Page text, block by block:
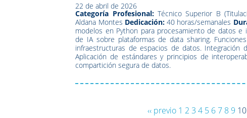
22 de abril de 2026
Categoría Profesional:Técnico Superior B
Aldana Montes Dedicación:40 horas/semanales
modelos en Python para procesamiento de datos e
de IA sobre plataformas de data sharing.
infraestructuras de espacios de datos. Integración
Aplicación de estándares y principios de
compartición segura de datos.
‹‹ previo 1 2 3 4 5 67 8 9 10